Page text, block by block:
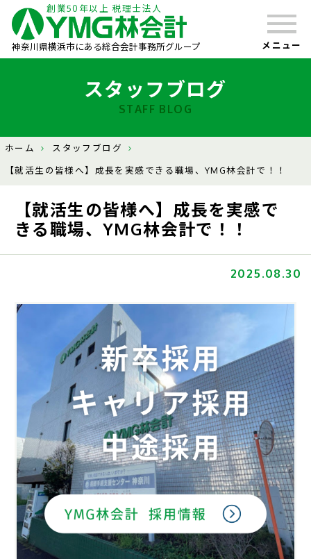
創業50年以上 税理士法人
神奈川県横浜市にある総合会計事務所グループ メニュー
スタッフブログ
STAFF BLOG
ホーム
スタッフブログ
【就活生の皆様へ】成長を実感できる職場、YMG林会計で！！
【就活生の皆様へ】成長を実感で
きる職場、YMG林会計で！！
2025.08.30